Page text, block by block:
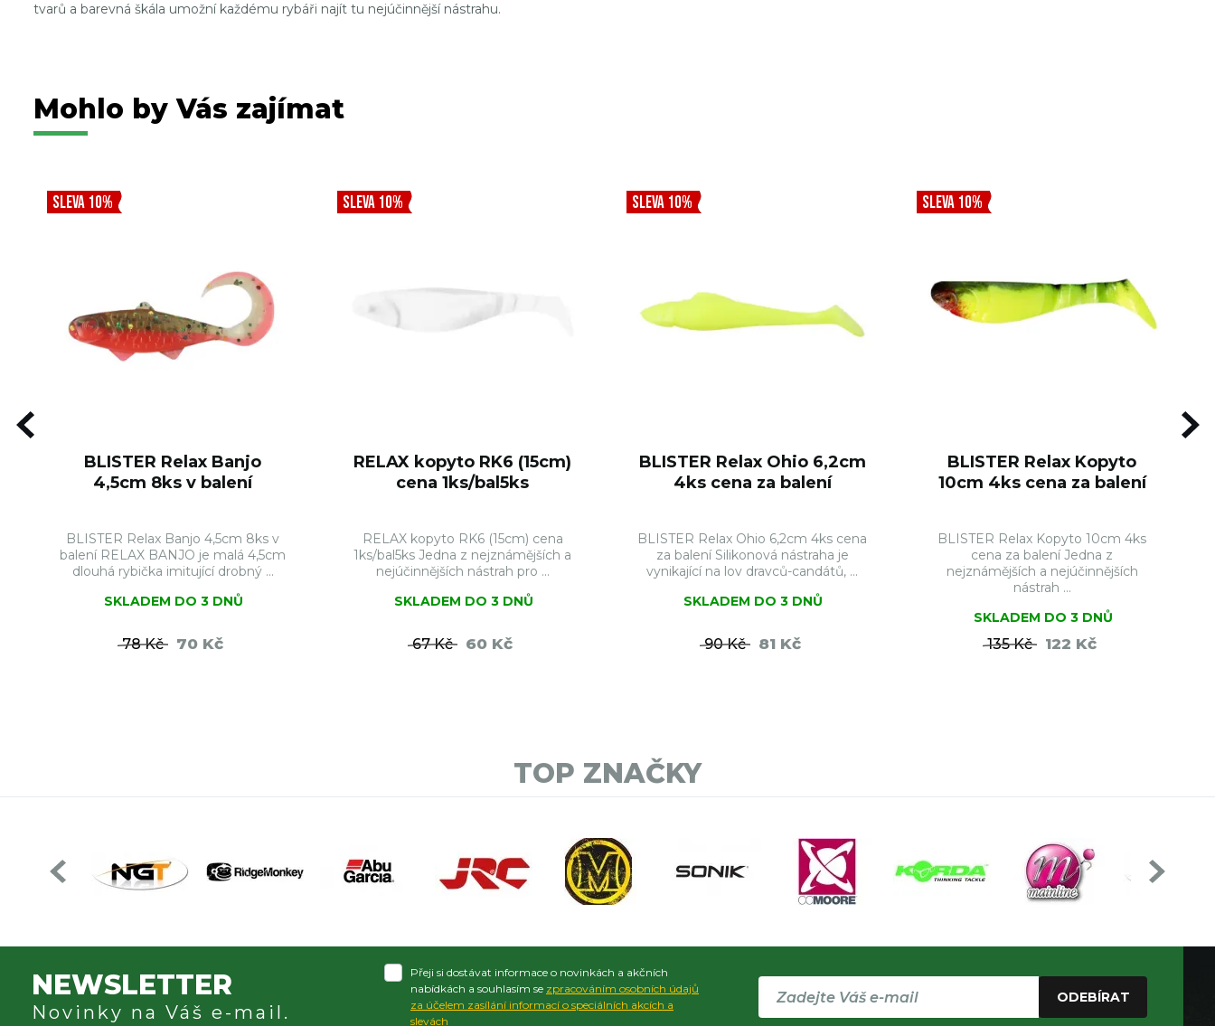
tvarů a barevná škála umožní každému rybáři najít tu nejúčinnější nástrahu.
Mohlo by Vás zajímat
SLEVA 10%
BLISTER Relax Banjo
4,5cm 8ks v balení
BLISTER Relax Banjo 4,5cm 8ks v
balení RELAX BANJO je malá 4,5cm
dlouhá rybička imitující drobný ...
SKLADEM DO 3 DNŮ
78 Kč 70 Kč
SLEVA 10%
RELAX kopyto RK6 (15cm)
cena 1ks/bal5ks
RELAX kopyto RK6 (15cm) cena
1ks/bal5ks Jedna z nejznámějších a
nejúčinnějších nástrah pro ...
SKLADEM DO 3 DNŮ
67 Kč 60 Kč
SLEVA 10%
BLISTER Relax Ohio 6,2cm
4ks cena za balení
BLISTER Relax Ohio 6,2cm 4ks cena
za balení Silikonová nástraha je
vynikající na lov dravců-candátů, ...
SKLADEM DO 3 DNŮ
90 Kč 81 Kč
SLEVA 10%
BLISTER Relax Kopyto
10cm 4ks cena za balení
BLISTER Relax Kopyto 10cm 4ks
cena za balení Jedna z
nejznámějších a nejúčinnějších
nástrah ...
SKLADEM DO 3 DNŮ
135 Kč 122 Kč
TOP ZNAČKY
NEWSLETTER
Novinky na Váš e-mail.
Přeji si dostávat informace o novinkách a akčních
nabídkách a souhlasím se zpracováním osobních údajů
za účelem zasílání informací o speciálních akcích a
slevách
ODEBÍRAT